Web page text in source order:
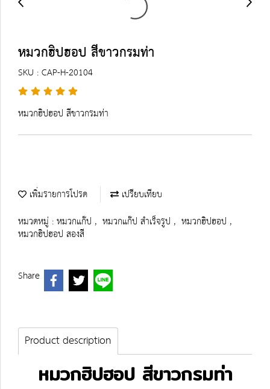
หมวกฮิปฮอป สีขาวกรมท่า
SKU : CAP-H-20104
หมวกฮิปฮอป สีขาวกรมท่า
เพิ่มรายการโปรด
เปรียบเทียบ
หมวดหมู่ :หมวกแก๊ป , หมวกแก๊ป สำเร็จรูป , หมวกฮิปฮอป ,
หมวกฮิปฮอป สองสี
Share
Product description
หมวกฮิปฮอป สีขาวกรมท่า